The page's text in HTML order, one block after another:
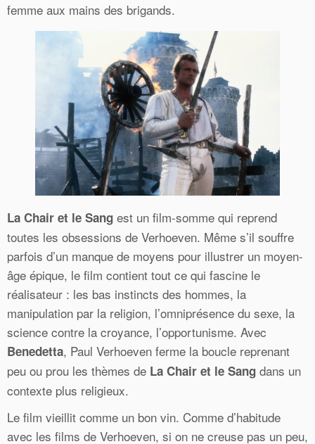
femme aux mains des brigands.
La Chair et le Sang est un film-somme qui reprend
toutes les obsessions de Verhoeven. Même s’il souffre
parfois d’un manque de moyens pour illustrer un moyen-
âge épique, le film contient tout ce qui fascine le
réalisateur : les bas instincts des hommes, la
manipulation par la religion, l’omniprésence du sexe, la
science contre la croyance, l’opportunisme. Avec
Benedetta, Paul Verhoeven ferme la boucle reprenant
peu ou prou les thèmes de La Chair et le Sang dans un
contexte plus religieux.
Le film vieillit comme un bon vin. Comme d’habitude
avec les films de Verhoeven, si on ne creuse pas un peu,